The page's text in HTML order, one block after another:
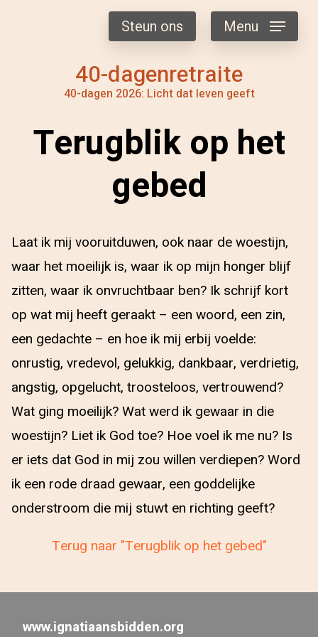
40-dagenretraite
40-dagen 2026: Licht dat leven geeft
Steun ons Menu
Terugblik op het
gebed
Laat ik mij vooruitduwen, ook naar de woestijn,
waar het moeilijk is, waar ik op mijn honger blijf
zitten, waar ik onvruchtbaar ben? Ik schrijf kort
op wat mij heeft geraakt – een woord, een zin,
een gedachte – en hoe ik mij erbij voelde:
onrustig, vredevol, gelukkig, dankbaar, verdrietig,
angstig, opgelucht, troosteloos, vertrouwend?
Wat ging moeilijk? Wat werd ik gewaar in die
woestijn? Liet ik God toe? Hoe voel ik me nu? Is
er iets dat God in mij zou willen verdiepen? Word
ik een rode draad gewaar, een goddelijke
onderstroom die mij stuwt en richting geeft?
Terug naar "Terugblik op het gebed"
www.ignatiaansbidden.org